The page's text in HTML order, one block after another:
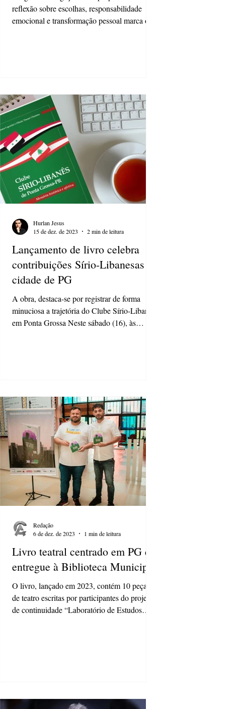
reflexão sobre escolhas, responsabilidade
emocional e transformação pessoal marca o
experiência acolhedora e inspiradora. A
programação prevê recepção dos convidados
com ambientação musical, abertura oficial e,
na sequência, a fala
Lançamento de livro celebra
contribuições Sírio-Libanesas na
cidade de PG
A obra, destaca-se por registrar de forma
minuciosa a trajetória do Clube Sírio-Libanês
em Ponta Grossa Neste sábado (16), às
Hurlan Jesus
15 de dez. de 2023
2 min de leitura
Livro teatral centrado em PG é
entregue à Biblioteca Municipal
O livro, lançado em 2023, contém 10 peças
de teatro escritas por participantes do projeto
de continuidade “Laboratório de Estudos
Redação
6 de dez. de 2023
1 min de leitura